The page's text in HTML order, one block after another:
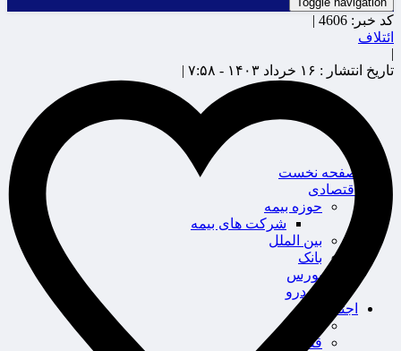
صفحه نخست
اقتصادی
حوزه بیمه
شرکت های بیمه
بین الملل
بانک
بورس
خودرو
اجتماعی
سلامت
قضایی
کد خبر: 4606 |
ائتلاف
|
تاریخ انتشار : ۱۶ خرداد ۱۴۰۳ - ۷:۵۸ |